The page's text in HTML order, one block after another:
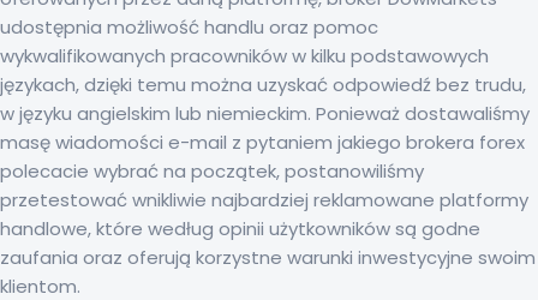
udostępnia możliwość handlu oraz pomoc
wykwalifikowanych pracowników w kilku podstawowych
językach, dzięki temu można uzyskać odpowiedź bez trudu,
w języku angielskim lub niemieckim. Ponieważ dostawaliśmy
masę wiadomości e-mail z pytaniem jakiego brokera forex
polecacie wybrać na początek, postanowiliśmy
przetestować wnikliwie najbardziej reklamowane platformy
handlowe, które według opinii użytkowników są godne
zaufania oraz oferują korzystne warunki inwestycyjne swoim
klientom.